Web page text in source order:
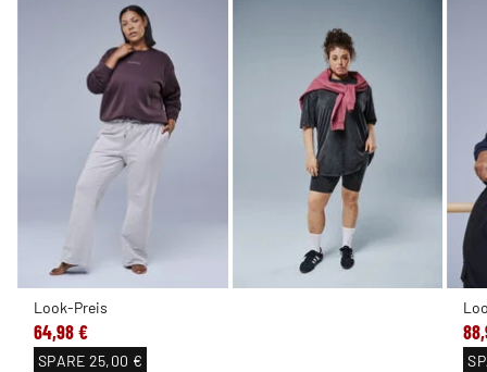
Look-Preis
64,98 €
SPARE 25,00 €